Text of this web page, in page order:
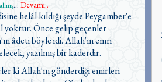
... Devamı..
helâl kıldığı şeyde Peygamber'e
yoktur. Önce gelip geçenler
âdeti böyle idi. Allah'ın emri
yazılmış bir kaderdir.
ki Allah'ın gönderdiği emirleri